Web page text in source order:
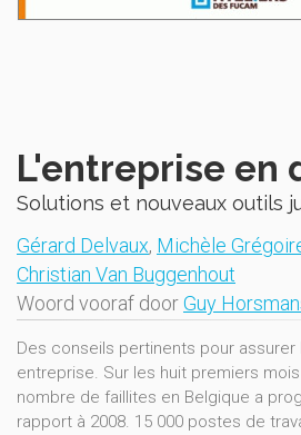
L'entreprise en
Solutions et nouveaux outils
Gérard Delvaux, Michèle
Christian Van Buggenhout
Woord vooraf doorGuy
Des conseils pertinents pour assurer
entreprise. Sur les huit premiers
nombre de faillites en Belgique a
rapport à 2008. 15 000 postes de